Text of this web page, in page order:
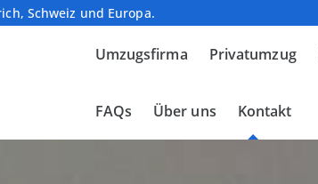
Schweiz und Europa.
Umzugsfirma Privatumzug
FAQs Über uns Kontakt